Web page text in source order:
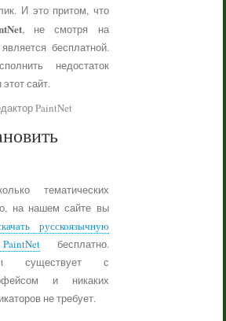
И это притом, что
, не смотря на
бесплатной.
недостаток
сайт.
тематических
на нашем сайте вы
русскоязычную
бесплатно.
существует с
и никаких
не требует.